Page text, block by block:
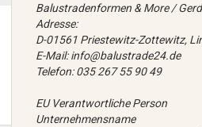
Balustradenformen & More /
Adresse:
D-01561 Priestewitz-Zottewitz,
E-Mail: info@balustrade24.de
Telefon: 035 267 55 90 49
EU Verantwortliche Person
Unternehmensname